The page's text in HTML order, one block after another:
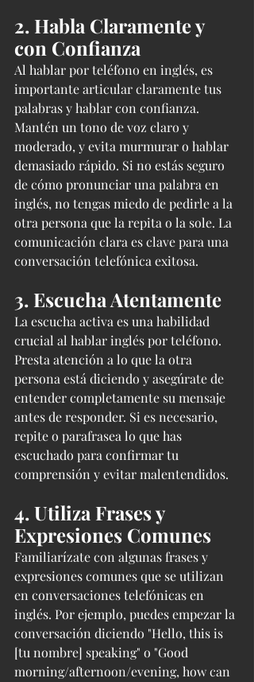
2. Habla Claramente y
con Confianza
Al hablar por teléfono en inglés, es
importante articular claramente tus
palabras y hablar con confianza.
Mantén un tono de voz claro y
moderado, y evita murmurar o hablar
demasiado rápido. Si no estás seguro
de cómo pronunciar una palabra en
inglés, no tengas miedo de pedirle a la
otra persona que la repita o la sole. La
comunicación clara es clave para una
conversación telefónica exitosa.
3. Escucha Atentamente
La escucha activa es una habilidad
crucial al hablar inglés por teléfono.
Presta atención a lo que la otra
persona está diciendo y asegúrate de
entender completamente su mensaje
antes de responder. Si es necesario,
repite o parafrasea lo que has
escuchado para confirmar tu
comprensión y evitar malentendidos.
4. Utiliza Frases y
Expresiones Comunes
Familiarízate con algunas frases y
expresiones comunes que se utilizan
en conversaciones telefónicas en
inglés. Por ejemplo, puedes empezar la
conversación diciendo "Hello, this is
[tu nombre] speaking" o "Good
morning/afternoon/evening, how can